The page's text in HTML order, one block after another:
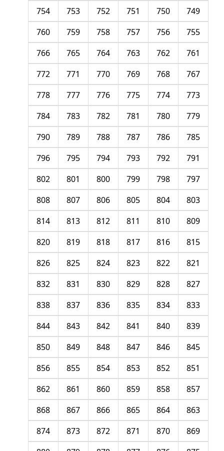
749
750
751
752
753
754
755
756
757
758
759
760
761
762
763
764
765
766
767
768
769
770
771
772
773
774
775
776
777
778
779
780
781
782
783
784
785
786
787
788
789
790
791
792
793
794
795
796
797
798
799
800
801
802
803
804
805
806
807
808
809
810
811
812
813
814
815
816
817
818
819
820
821
822
823
824
825
826
827
828
829
830
831
832
833
834
835
836
837
838
839
840
841
842
843
844
845
846
847
848
849
850
851
852
853
854
855
856
857
858
859
860
861
862
863
864
865
866
867
868
869
870
871
872
873
874